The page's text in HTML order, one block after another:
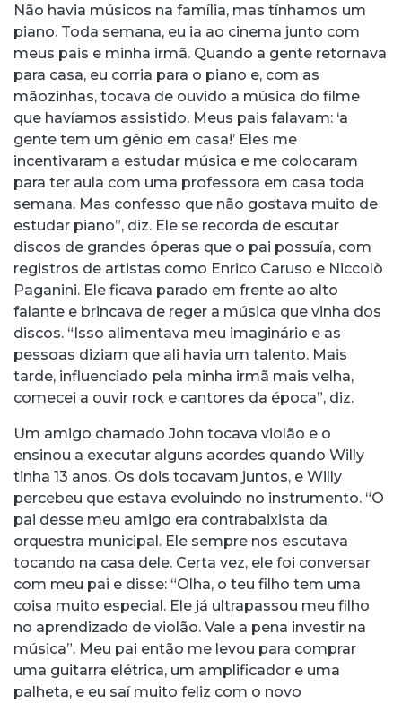
Não havia músicos na família, mas tínhamos um
piano. Toda semana, eu ia ao cinema junto com
meus pais e minha irmã. Quando a gente retornava
para casa, eu corria para o piano e, com as
mãozinhas, tocava de ouvido a música do filme
que havíamos assistido. Meus pais falavam: ‘a
gente tem um gênio em casa!’ Eles me
incentivaram a estudar música e me colocaram
para ter aula com uma professora em casa toda
semana. Mas confesso que não gostava muito de
estudar piano”, diz. Ele se recorda de escutar
discos de grandes óperas que o pai possuía, com
registros de artistas como Enrico Caruso e Niccolò
Paganini. Ele ficava parado em frente ao alto
falante e brincava de reger a música que vinha dos
discos. “Isso alimentava meu imaginário e as
pessoas diziam que ali havia um talento. Mais
tarde, influenciado pela minha irmã mais velha,
comecei a ouvir rock e cantores da época”, diz.
Um amigo chamado John tocava violão e o
ensinou a executar alguns acordes quando Willy
tinha 13 anos. Os dois tocavam juntos, e Willy
percebeu que estava evoluindo no instrumento. “O
pai desse meu amigo era contrabaixista da
orquestra municipal. Ele sempre nos escutava
tocando na casa dele. Certa vez, ele foi conversar
com meu pai e disse: “Olha, o teu filho tem uma
coisa muito especial. Ele já ultrapassou meu filho
no aprendizado de violão. Vale a pena investir na
música”. Meu pai então me levou para comprar
uma guitarra elétrica, um amplificador e uma
palheta, e eu saí muito feliz com o novo